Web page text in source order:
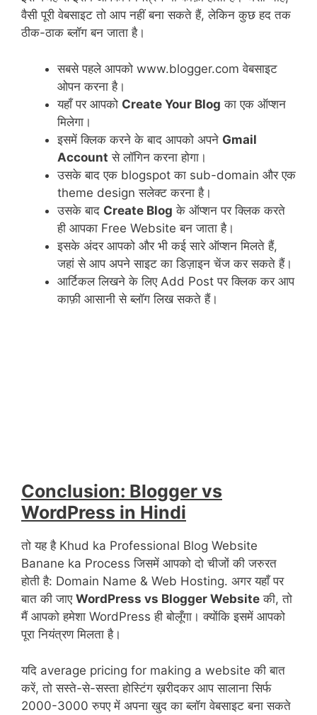
वैसी पूरी वेबसाइट तो आप नहीं बना सकते हैं, लेकिन कुछ हद तक
ठीक-ठाक ब्लॉग बन जाता है।
सबसे पहले आपको www.blogger.com वेबसाइट
ओपन करना है।
यहाँ पर आपको Create Your Blog का एक ऑप्शन
मिलेगा।
इसमें क्लिक करने के बाद आपको अपने Gmail
Account से लॉगिन करना होगा।
उसके बाद एक blogspot का sub-domain और एक
theme design सलेक्ट करना है।
उसके बाद Create Blog के ऑप्शन पर क्लिक करते
ही आपका Free Website बन जाता है।
इसके अंदर आपको और भी कई सारे ऑप्शन मिलते हैं,
जहां से आप अपने साइट का डिज़ाइन चेंज कर सकते हैं।
आर्टिकल लिखने के लिए Add Post पर क्लिक कर आप
काफ़ी आसानी से ब्लॉग लिख सकते हैं।
Conclusion: Blogger vs
WordPress in Hindi
तो यह है Khud ka Professional Blog Website
Banane ka Process जिसमें आपको दो चीजों की जरुरत
होती है: Domain Name & Web Hosting. अगर यहाँ पर
बात की जाए WordPress vs Blogger Website की, तो
मैं आपको हमेशा WordPress ही बोलूँगा। क्योंकि इसमें आपको
पूरा नियंत्रण मिलता है।
यदि average pricing for making a website की बात
करें, तो सस्ते-से-सस्ता होस्टिंग ख़रीदकर आप सालाना सिर्फ
2000-3000 रुपए में अपना खुद का ब्लॉग वेबसाइट बना सकते